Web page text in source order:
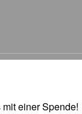
einer Spende!